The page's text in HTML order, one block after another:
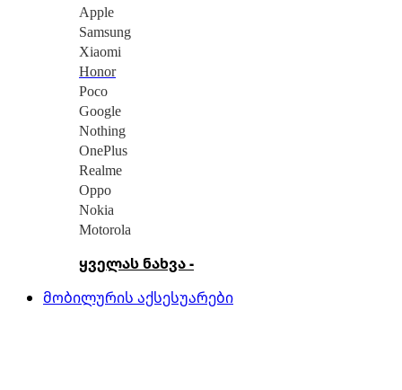
Apple
Samsung
Xiaomi
Honor
Poco
Google
Nothing
OnePlus
Realme
Oppo
Nokia
Motorola
ყველას ნახვა -
მობილურის აქსესუარები